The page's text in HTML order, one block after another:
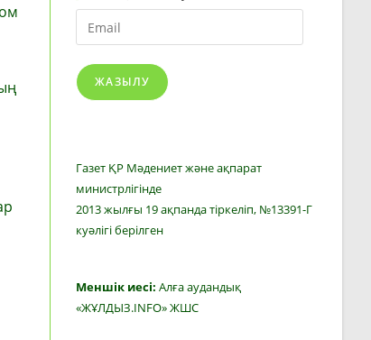
Email
ЖАЗЫЛУ
Газет ҚР Мәдениет және ақпарат
министрлігінде
2013 жылғы 19 ақпанда тіркеліп, №13391-Г
куәлігі берілген
Меншік иесі: Алға аудандық
«ЖҰЛДЫЗ.INFO» ЖШС